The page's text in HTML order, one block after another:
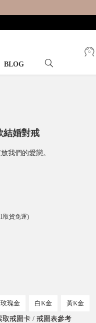
BLOG
結婚對戒
我們的愛戀。
取貨免運)
玫瑰金 白K金 黃K金
取戒圍卡 / 戒圍表參考